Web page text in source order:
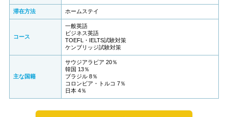
滞在方法 ホームステイ
コース
一般英語
ビジネス英語
TOEFL・IELTS試験対策
ケンブリッジ試験対策
主な国籍
サウジアラビア 20％
韓国 13％
ブラジル 8％
コロンビア・トルコ 7％
日本 4％